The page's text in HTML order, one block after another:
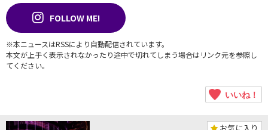
FOLLOW ME!
※本ニュースはRSSにより自動配信されています。
本文が上手く表示されなかったり途中で切れてしまう場合はリンク元を参照し
てください。
いいね！